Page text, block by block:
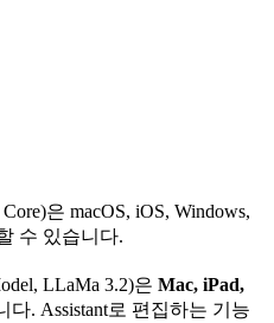
은 macOS, iOS, Windows,
수 있습니다.
LLaMa 3.2)은 Mac, iPad,
. Assistant로 편집하는 기능